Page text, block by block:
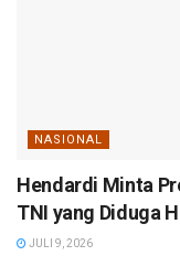
NASIONAL
Hendardi Minta
TNI yang Diduga
JULI 9, 2026